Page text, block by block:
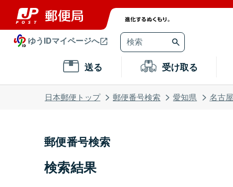
ゆうIDマイページへ
送る 受け取る
日本郵便トップ 郵便番号検索 愛知県 名古
郵便番号検索
検索結果